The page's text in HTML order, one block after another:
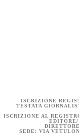
ISCRIZIONE
TESTATA
ISCRIZIONE AL
SEDE: VIA